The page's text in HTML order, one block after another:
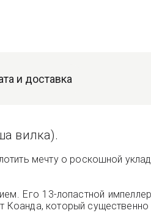
и доставка
вилка).
мечту о роскошной
Его 13-лопастной
который существенно